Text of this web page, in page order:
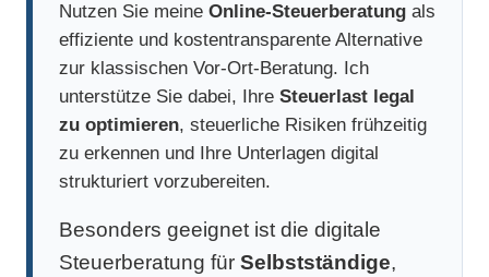
Nutzen Sie meine Online-Steuerberatung als
effiziente und kostentransparente Alternative
zur klassischen Vor-Ort-Beratung. Ich
unterstütze Sie dabei, Ihre Steuerlast legal
zu optimieren, steuerliche Risiken frühzeitig
zu erkennen und Ihre Unterlagen digital
strukturiert vorzubereiten.
Besonders geeignet ist die digitale
Steuerberatung für Selbstständige,